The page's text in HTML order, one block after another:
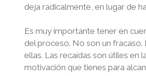
deja radicalmente, en lugar de
Es muy importante tener en
del proceso. No son un
ellas. Las recaídas son útiles
motivación que tienes para